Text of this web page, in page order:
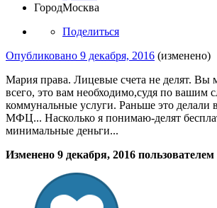
ГородМосква
Поделиться
Опубликовано 9 декабря, 2016 (изменено)
Мария права. Лицевые счета не делят. Вы
всего, это вам необходимо,судя по вашим
коммунальные услуги. Раньше это делали
МФЦ... Насколько я понимаю-делят
минимальные деньги...
Изменено 9 декабря, 2016